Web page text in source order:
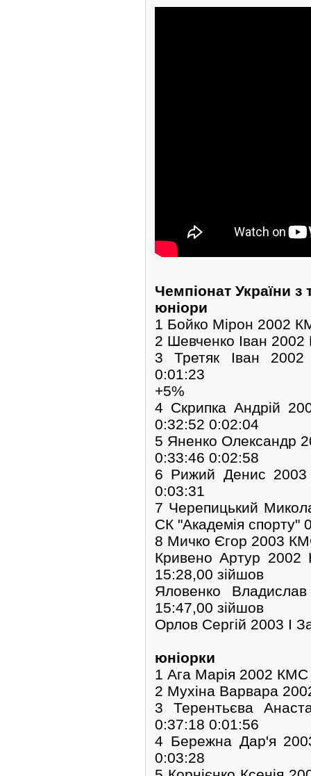
Чемпіонат України
юніори
1 Бойко Мірон 2002
2 Шевченко Іван
3 Третяк Іван
0:01:23
+5%
4 Скрипка Андрій
0:32:52 0:02:04
5 Яненко Олександр
0:33:46 0:02:58
6 Рижий Денис
0:03:31
7 Черепицький
СК "Академія спорту"
8 Мичко Єгор 2003
Кривено Артур
15:28,00 зійшов
Яловенко
15:47,00 зійшов
Орлов Сергій 2003 І
юніорки
1 Ага Марія 2002 КМС
2 Мухіна Варвара
3 Терентьєва
0:37:18 0:01:56
4 Бережна Дар'я
0:03:28